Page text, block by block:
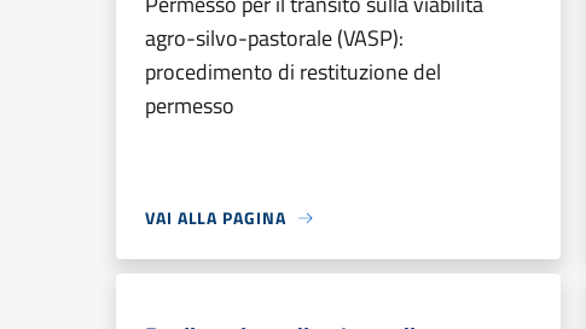
agro-silvo-pastorale (VASP):
procedimento di restituzione del
permesso
VAI ALLA PAGINA